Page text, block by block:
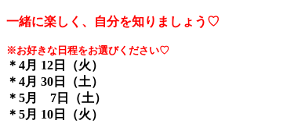
一緒に楽しく、自分を知りましょう♡
※お好きな日程をお選びください♡
＊4月 12日（火）
＊4月 30日（土）
＊5月 7日（土）
＊5月 10日（火）